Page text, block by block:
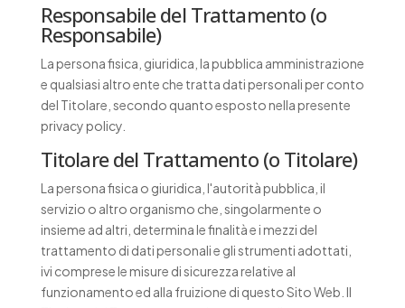
Responsabile del Trattamento (o
Responsabile)
La persona fisica, giuridica, la pubblica amministrazione
e qualsiasi altro ente che tratta dati personali per conto
del Titolare, secondo quanto esposto nella presente
privacy policy.
Titolare del Trattamento (o Titolare)
La persona fisica o giuridica, l'autorità pubblica, il
servizio o altro organismo che, singolarmente o
insieme ad altri, determina le finalità e i mezzi del
trattamento di dati personali e gli strumenti adottati,
ivi comprese le misure di sicurezza relative al
funzionamento ed alla fruizione di questo Sito Web. Il